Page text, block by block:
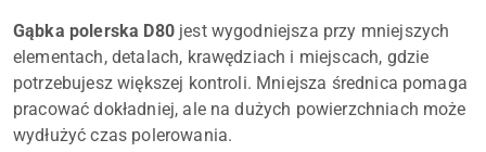
Gąbka polerska D80jest wygodniejsza przy mniejszych
elementach, detalach, krawędziach i miejscach, gdzie
potrzebujesz większej kontroli. Mniejsza średnica pomaga
pracować dokładniej, ale na dużych powierzchniach może
wydłużyć czas polerowania.